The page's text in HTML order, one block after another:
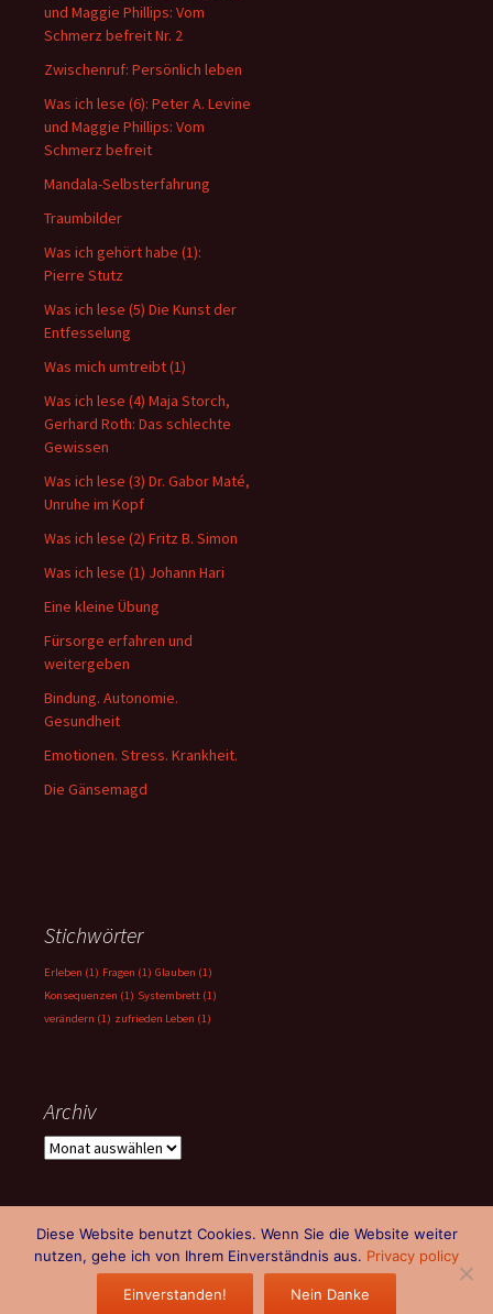
und Maggie Phillips: Vom
Schmerz befreit Nr. 2
Zwischenruf: Persönlich leben
Was ich lese (6): Peter A. Levine
und Maggie Phillips: Vom
Schmerz befreit
Mandala-Selbsterfahrung
Traumbilder
Was ich gehört habe (1):
Pierre Stutz
Was ich lese (5) Die Kunst der
Entfesselung
Was mich umtreibt (1)
Was ich lese (4) Maja Storch,
Gerhard Roth: Das schlechte
Gewissen
Was ich lese (3) Dr. Gabor Maté,
Unruhe im Kopf
Was ich lese (2) Fritz B. Simon
Was ich lese (1) Johann Hari
Eine kleine Übung
Fürsorge erfahren und
weitergeben
Bindung. Autonomie.
Gesundheit
Emotionen. Stress. Krankheit.
Die Gänsemagd
Stichwörter
Erleben (1) Fragen (1) Glauben (1)
Konsequenzen (1) Systembrett (1)
verändern (1) zufrieden Leben (1)
Archiv
Archiv
Impressum, Kontakt, Haftung, Rechte, Datenschutz
Mit Stolz
präsentiert von WordPress
Diese Website benutzt Cookies. Wenn Sie die Website weiter
nutzen, gehe ich von Ihrem Einverständnis aus. Privacy policy
Einverstanden! Nein Danke